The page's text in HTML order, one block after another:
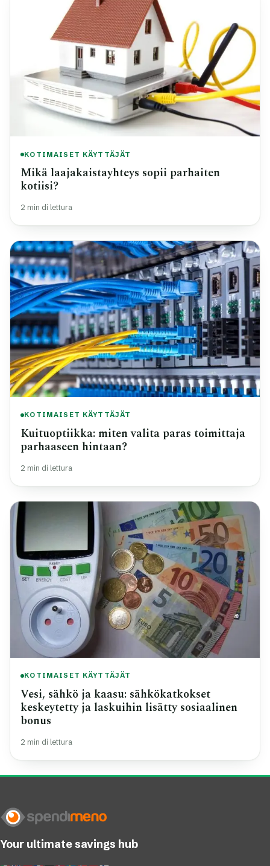
KOTIMAISET KÄYTTÄJÄT
Mikä laajakaistayhteys sopii parhaiten
kotiisi?
2 min di lettura
KOTIMAISET KÄYTTÄJÄT
Kuituoptiikka: miten valita paras toimittaja
parhaaseen hintaan?
2 min di lettura
KOTIMAISET KÄYTTÄJÄT
Vesi, sähkö ja kaasu: sähkökatkokset
keskeytetty ja laskuihin lisätty sosiaalinen
bonus
2 min di lettura
Your ultimate savings hub